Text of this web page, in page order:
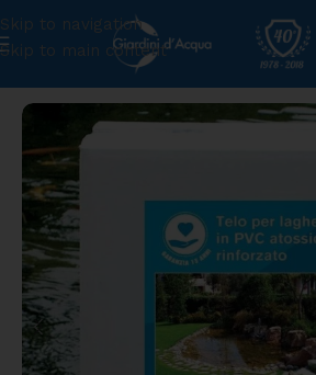
Skip to navigation
Skip to main content